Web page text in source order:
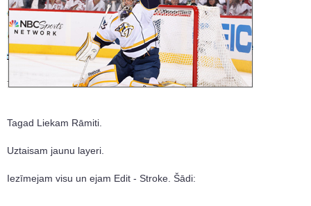
Tagad Liekam Rāmiti.
Uztaisam jaunu layeri.
Iezīmejam visu un ejam Edit - Stroke. Šādi: